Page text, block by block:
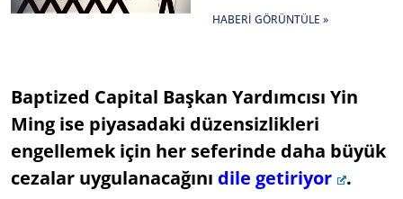
HABERI GÖRÜNTÜLE »
Baptized Capital Başkan Yardımcısı Yin
Ming ise piyasadaki düzensizlikleri
engellemek için her seferinde daha büyük
cezalar uygulanacağını dile getiriyor .